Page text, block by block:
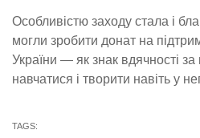
Особливістю заходу стала і
могли зробити донат на
України — як знак вдячності
навчатися і творити навіть у
TAGS: